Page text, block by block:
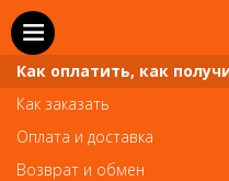
Как оплатить, как
Как заказать
Оплата и доставка
Возврат и обмен